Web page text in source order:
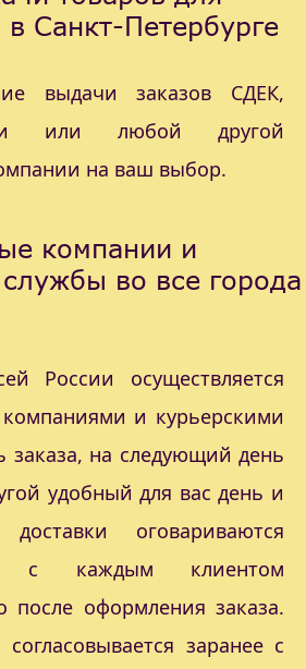
Санкт-Петербурге
выдачи заказов СДЕК,
или любой другой
на ваш выбор.
компании и
во все города
России осуществляется
и курьерскими
заказа, на следующий день
удобный для вас день и
оговариваются
с каждым клиентом
после оформления заказа.
заранее с